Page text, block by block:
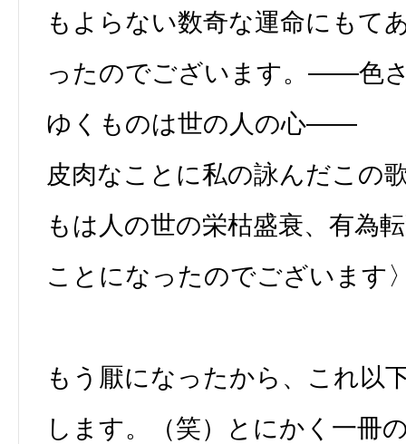
もよらない数奇な運命にもて
ったのでございます。――色
ゆくものは世の人の心――
皮肉なことに私の詠んだこの
もは人の世の栄枯盛衰、有為
ことになったのでございます
もう厭になったから、これ以
します。（笑）とにかく一冊